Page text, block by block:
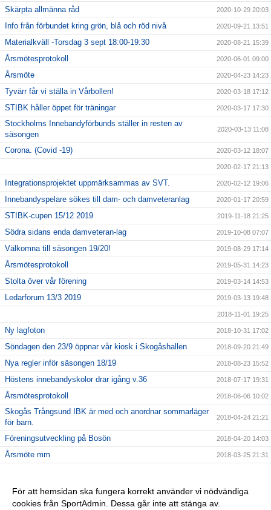
Skärpta allmänna råd 2020-10-29 20:03
Info från förbundet kring grön, blå och röd nivå 2020-09-21 13:51
Materialkväll -Torsdag 3 sept 18:00-19:30 2020-08-21 15:39
Årsmötesprotokoll 2020-06-01 09:00
Årsmöte 2020-04-23 14:23
Tyvärr får vi ställa in Vårbollen! 2020-03-18 17:12
STIBK håller öppet för träningar 2020-03-17 17:30
Stockholms Innebandyförbunds ställer in resten av
säsongen
2020-03-13 11:08
Corona. (Covid -19) 2020-03-12 18:07
2020-02-17 21:13
Integrationsprojektet uppmärksammas av SVT. 2020-02-12 19:06
Innebandyspelare sökes till dam- och damveteranlag 2020-01-17 20:59
STIBK-cupen 15/12 2019 2019-11-18 21:25
Södra sidans enda damveteran-lag 2019-10-08 07:07
Välkomna till säsongen 19/20! 2019-08-29 17:14
Årsmötesprotokoll 2019-05-31 14:23
Stolta över vår förening 2019-03-14 14:53
Ledarforum 13/3 2019 2019-03-13 19:48
2018-11-01 19:25
Ny lagfoton 2018-10-31 17:02
Söndagen den 23/9 öppnar vår kiosk i Skogåshallen 2018-09-20 21:49
Nya regler inför säsongen 18/19 2018-08-23 15:52
Höstens innebandyskolor drar igång v.36 2018-07-17 19:31
Årsmötesprotokoll 2018-06-06 10:02
Skogås Trångsund IBK är med och anordnar sommarläger
för barn.
2018-04-24 21:21
Föreningsutveckling på Bosön 2018-04-20 14:03
Årsmöte mm 2018-03-25 21:31
Julturneringen ersätts av STIBK-cupen 2018-02-01 21:34
2018-01-14 22:21
För att hemsidan ska fungera korrekt använder vi nödvändiga
cookies från SportAdmin. Dessa går inte att stänga av.